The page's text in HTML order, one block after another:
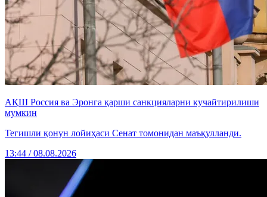
АҚШ Россия ва Эронга қарши санкцияларни кучайтирилиши
мумкин
Тегишли қонун лойиҳаси Сенат томонидан маъқулланди.
13:44 / 08.08.2026